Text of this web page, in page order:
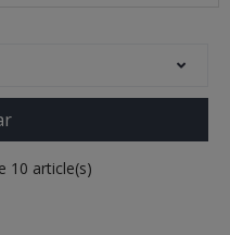
10 article(s)